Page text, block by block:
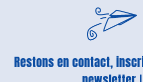
Restons en contact,